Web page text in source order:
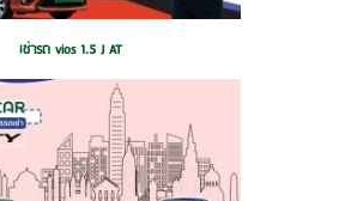
เช่ารถ vios 1.5 J AT